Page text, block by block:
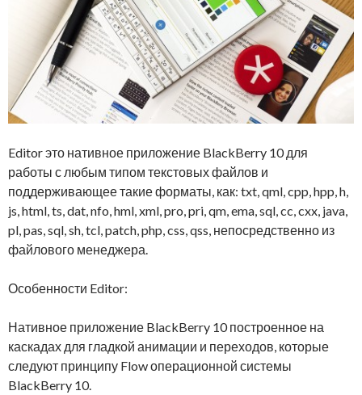
Editor это нативное приложение BlackBerry 10 для
работы с любым типом текстовых файлов и
поддерживающее такие форматы, как: txt, qml, cpp, hpp, h,
js, html, ts, dat, nfo, hml, xml, pro, pri, qm, ema, sql, cc, cxx, java,
pl, pas, sql, sh, tcl, patch, php, css, qss, непосредственно из
файлового менеджера.
Особенности Editor:
Нативное приложение BlackBerry 10 построенное на
каскадах для гладкой анимации и переходов, которые
следуют принципу Flow операционной системы
BlackBerry 10.